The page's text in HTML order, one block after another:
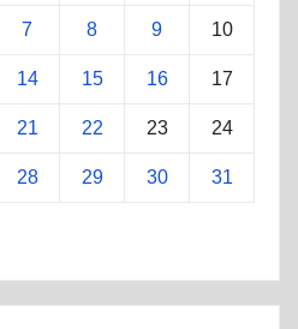
7 8 9 10
14 15 16 17
21 22 23 24
28 29 30 31